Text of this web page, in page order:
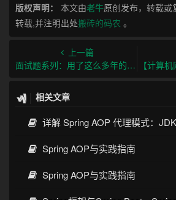
版权声明：
本文由老牛原创发布，转载或
转载,并注明出处搬砖的码农 。
上一篇
面试题系列：用了这么多年的 Java 泛型，我竟然只知道它的皮毛
【计算
相关文章
详解 Spring AOP 代理模式：JDK 动态代理与
Spring AOP与实践指南
Spring AOP与实践指南